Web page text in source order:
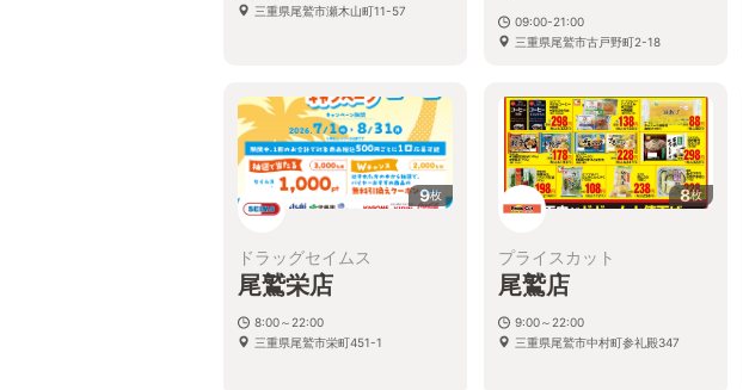
三重県尾鷲市瀬木山町11-57
09:00-21:00
三重県尾鷲市古戸野町2-18
9枚
ドラッグセイムス
尾鷲栄店
8:00～22:00
三重県尾鷲市栄町451-1
8枚
プライスカット
尾鷲店
9:00～22:00
三重県尾鷲市中村町参礼殿347